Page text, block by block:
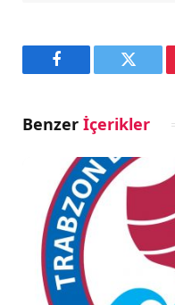
Facebook Twitter
Benzer İçerikler